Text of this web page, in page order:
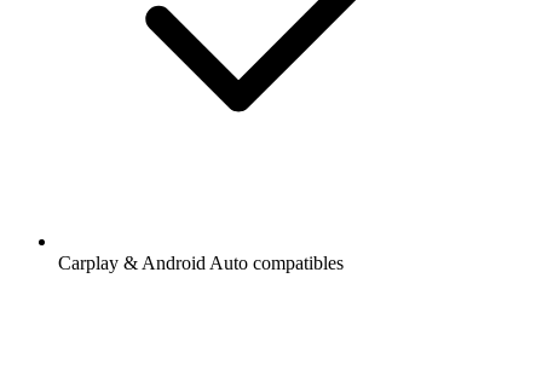
Carplay & Android Auto compatibles